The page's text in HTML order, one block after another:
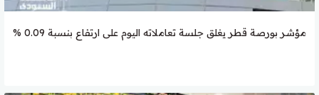
مؤشر بورصة قطر يغلق جلسة تعاملاته اليوم على ارتفاع بنسبة 0.09 %